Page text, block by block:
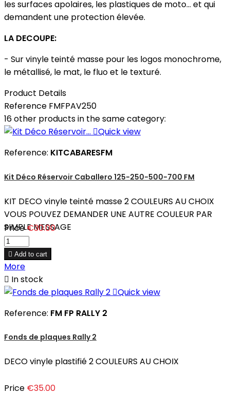
les surfaces apolaires, les plastiques de moto... et qui
demandent une protection élevée.
LA DECOUPE:
- Sur vinyle teinté masse pour les logos monochrome,
le métallisé, le mat, le fluo et le texturé.
Product Details
Reference FMFPAV250
16 other products in the same category:
Quick view
Reference: KITCABARESFM
Kit Déco Réservoir Caballero 125-250-500-700 FM
KIT DECO vinyle teinté masse 2 COULEURS AU CHOIX
VOUS POUVEZ DEMANDER UNE AUTRE COULEUR PAR
SIMPLE MESSAGE
Price €30.00
 Add to cart
More
 In stock
Quick view
Reference: FM FP RALLY 2
Fonds de plaques Rally 2
DECO vinyle plastifié 2 COULEURS AU CHOIX
Price €35.00